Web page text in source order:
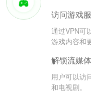
访问游戏
通过VPN可
游戏内容和
解锁流媒
用户可以访
和电视剧。